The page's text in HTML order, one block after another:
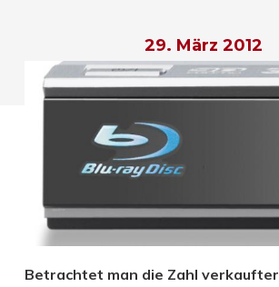
29. März 2012
Betrachtet man die Zahl verkaufter